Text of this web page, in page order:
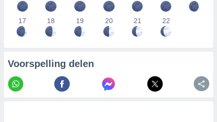
17 18 19 20 21 22
Voorspelling delen